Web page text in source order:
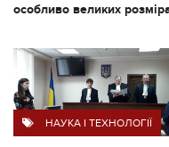
особливо великих
НАУКА І ТЕХНОЛОГІЇ